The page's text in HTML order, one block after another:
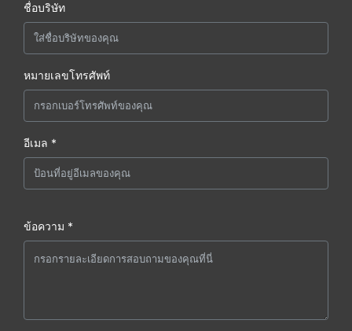
ชื่อบริษัท
หมายเลขโทรศัพท์
อีเมล *
ข้อความ *